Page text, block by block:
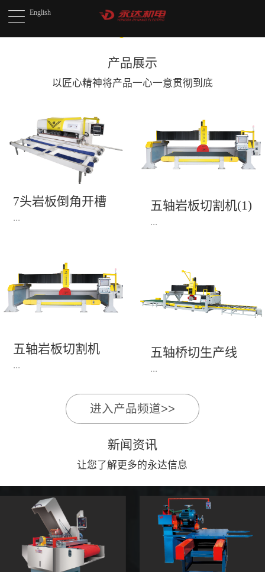
English
产品展示
以匠心精神将产品一心一意贯彻到底
7头岩板倒角开槽
机(1)
...
永达机电7头岩板倒角
开槽机，该设备采用流
水线作业，加工效率
陶瓷人造石进行直边斜
边修边倒角并开槽。
五轴岩板切割机(1)
...
1、简单易学的编程软
件，直观，快速，易
学。2、操作系统简单
稳、可靠。3、前后刀
切割，带去毛刺倒角功
面，不崩边。4、大板
平稳输送进出，切割加
工与上下板分开，便
捷，高效。5、19”显示
屏，按钮、遥杆集成面
板，操作快速、简便。
五轴岩板切割机
...
1、简单易学的编程软
学。2、操作系统简单
易用；采用进口伺服、
稳、可靠。3、前后刀
切割，带去毛刺倒角功
能，不伤石材、瓷砖表
面，不崩边。4、大板
平稳输送进出，切割加
五轴桥切生产线
...
》》五轴桥切高配型
桥切（含输送板材平
台）
进入产品频道>>
新闻资讯
让您了解更多的永达信息